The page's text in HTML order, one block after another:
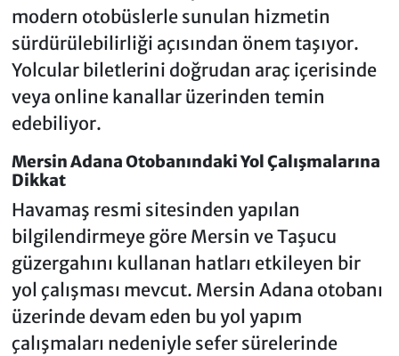
modern otobüslerle sunulan hizmetin
sürdürülebilirliği açısından önem taşıyor.
Yolcular biletlerini doğrudan araç içerisinde
veya online kanallar üzerinden temin
edebiliyor.
Mersin Adana Otobanındaki Yol Çalışmalarına
Dikkat
Havamaş resmi sitesinden yapılan
bilgilendirmeye göre Mersin ve Taşucu
güzergahını kullanan hatları etkileyen bir
yol çalışması mevcut. Mersin Adana otobanı
üzerinde devam eden bu yol yapım
çalışmaları nedeniyle sefer sürelerinde